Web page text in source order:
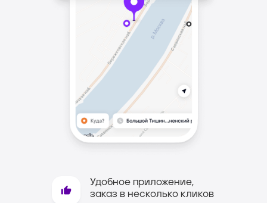
Закажите доставку
ваших посылок
Удобное приложение,
заказ в несколько кликов